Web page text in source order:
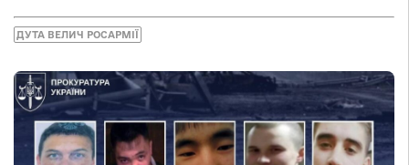
ДУТА ВЕЛИЧ РОСАРМІЇ